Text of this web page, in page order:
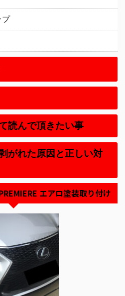
読んで頂きたい事
がれた原因と正しい対
エアロ塗装取り付け